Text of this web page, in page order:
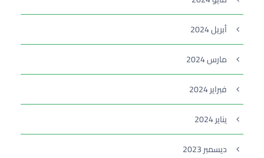
أبريل 2024
مارس 2024
فبراير 2024
يناير 2024
ديسمبر 2023